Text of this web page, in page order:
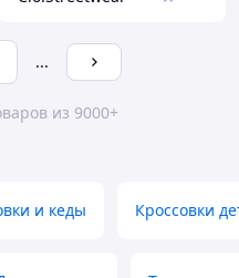
...
из 9000+
и кеды Кроссовки